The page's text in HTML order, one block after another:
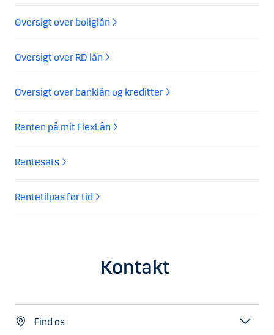
Oversigt over boliglån
Oversigt over RD lån
Oversigt over banklån og kreditter
Renten på mit FlexLån
Rentesats
Rentetilpas før tid
Kontakt
Find os